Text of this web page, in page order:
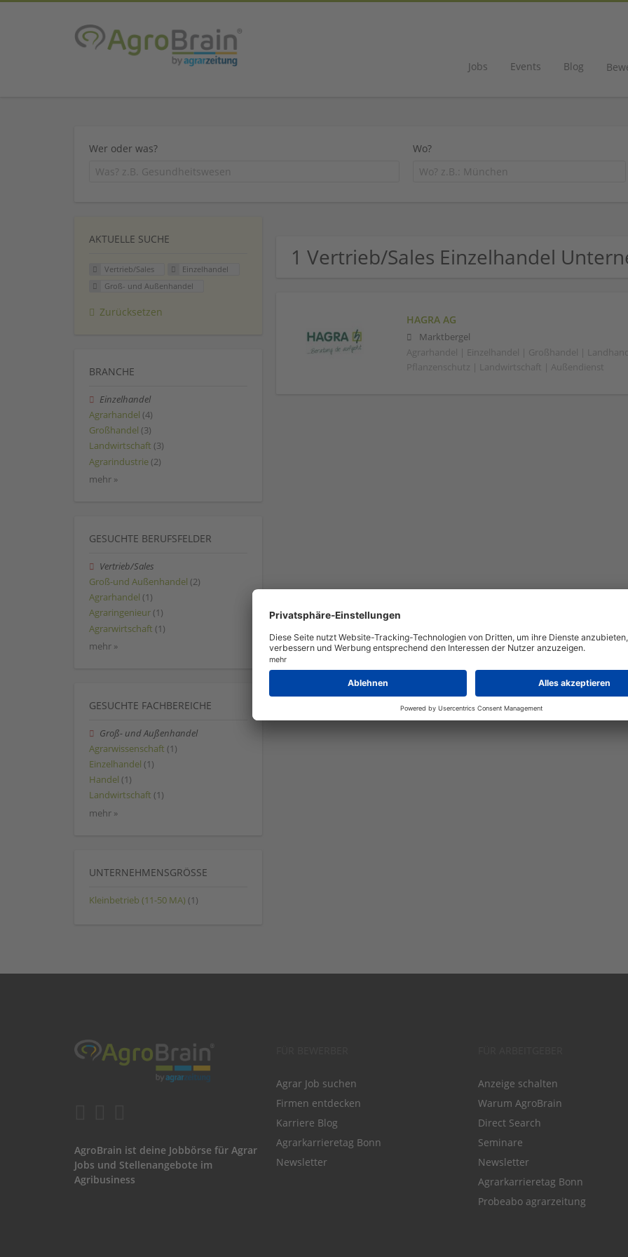
Jobs Events Blog
Wer oder was? Wo?
1 Vertrieb/Sales Einzelhandel
HAGRA AG
Marktbergel
Agrarhandel | Einzelhandel | Großhandel |
Pflanzenschutz | Landwirtschaft | Außendienst
AKTUELLE SUCHE
Vertrieb/Sales
Einzelhandel
Groß- und Außenhandel
Zurücksetzen
BRANCHE
Einzelhandel
Agrarhandel (4)
Großhandel (3)
Landwirtschaft (3)
Agrarindustrie (2)
mehr »
GESUCHTE BERUFSFELDER
Vertrieb/Sales
Groß-und Außenhandel (2)
Agrarhandel (1)
Agraringenieur (1)
Agrarwirtschaft (1)
mehr »
GESUCHTE FACHBEREICHE
Groß- und Außenhandel
Agrarwissenschaft (1)
Einzelhandel (1)
Handel (1)
Landwirtschaft (1)
mehr »
UNTERNEHMENSGRÖSSE
Kleinbetrieb (11-50 MA) (1)
AgroBrain ist deine Jobbörse für Agrar
Jobs und Stellenangebote im
Agribusiness
Agrar Job suchen
Firmen entdecken
Karriere Blog
Agrarkarrieretag Bonn
Newsletter
Anzeige schalten
Warum AgroBrain
Direct Search
Seminare
Newsletter
Agrarkarrieretag Bonn
Probeabo agrarzeitung